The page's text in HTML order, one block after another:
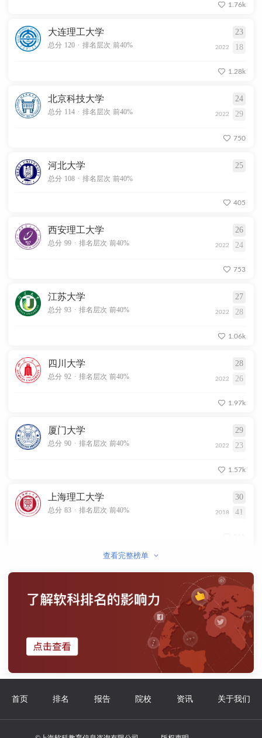
1.76k
大连理工大学 23
总分 120 . 排名层次 前40% 2022 18
1.28k
北京科技大学 24
总分 114 . 排名层次 前40% 2022 29
750
河北大学 25
总分 108 . 排名层次 前40%
405
西安理工大学 26
总分 99 . 排名层次 前40% 2022 24
753
江苏大学 27
总分 93 . 排名层次 前40% 2022 28
1.06k
四川大学 28
总分 92 . 排名层次 前40% 2022 26
1.97k
厦门大学 29
总分 90 . 排名层次 前40% 2022 23
1.57k
上海理工大学 30
总分 83 . 排名层次 前40% 2018 41
查看完整榜单
首页 排名 报告 院校 资讯 关于我们